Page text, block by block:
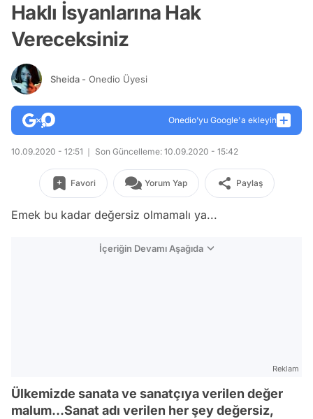
Haklı İsyanlarına Hak
Vereceksiniz
Sheida - Onedio Üyesi
Onedio’yu Google'a ekleyin
10.09.2020 - 12:51 Son Güncelleme: 10.09.2020 - 15:42
Favori Yorum Yap Paylaş
Emek bu kadar değersiz olmamalı ya...
İçeriğin Devamı Aşağıda
Reklam
Ülkemizde sanata ve sanatçıya verilen değer
malum...Sanat adı verilen her şey değersiz,